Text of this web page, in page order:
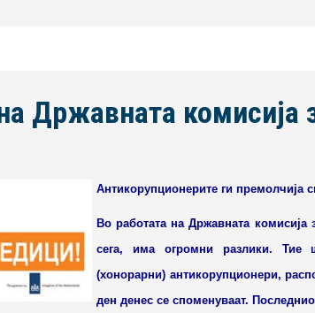
Државната комисија
Антикорупционерите ги премолчија
Во работата на Државната
сега, има огромни разлики. Тие
(хонорарни) антикорупционери,
ден денес се споменуваат.